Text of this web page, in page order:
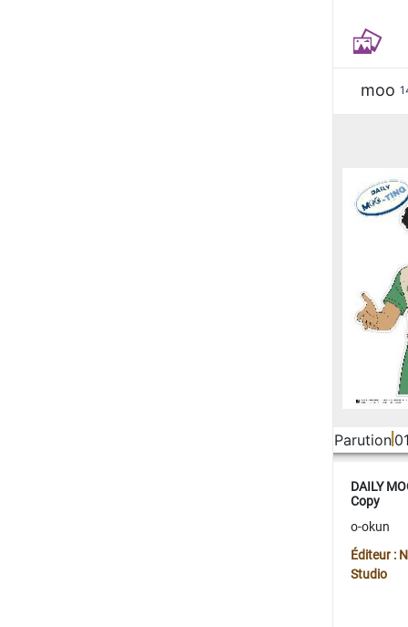
moo
Parution
DAILY
Copy
o-okun
Éditeur :
Studio